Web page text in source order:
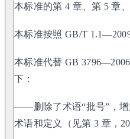
本标准的第 4 章、第 5 章
本标准按照 GB/T
本标准代替 GB
下：
——删除了术语“批号”，增
术语和定义（见第 3 章，